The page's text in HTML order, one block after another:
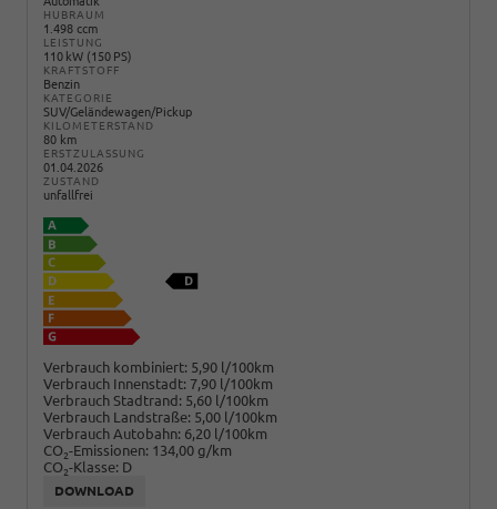
HUBRAUM
1.498 ccm
LEISTUNG
110 kW (150 PS)
KRAFTSTOFF
Benzin
KATEGORIE
SUV/Geländewagen/Pickup
KILOMETERSTAND
80 km
ERSTZULASSUNG
01.04.2026
ZUSTAND
unfallfrei
Verbrauch kombiniert: 5,90 l/100km
Verbrauch Innenstadt: 7,90 l/100km
Verbrauch Stadtrand: 5,60 l/100km
Verbrauch Landstraße: 5,00 l/100km
Verbrauch Autobahn: 6,20 l/100km
CO2-Emissionen: 134,00 g/km
CO2-Klasse: D
DOWNLOAD